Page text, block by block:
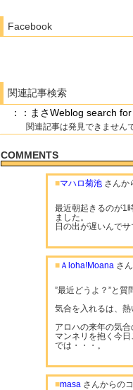
Facebook
関連記事検索
：：まさWeblog search
関連記事は発見できません
COMMENTS
■マハロ菊池 さんか
最近朝起きるのが1
ました。
日の出が遅いんで
■Ａloha!Moana さ
”最近どうよ？”と質
気合を入れるは、
アロハの来年の気
マンネリを抱く今
では・・・。
■masa さんからの